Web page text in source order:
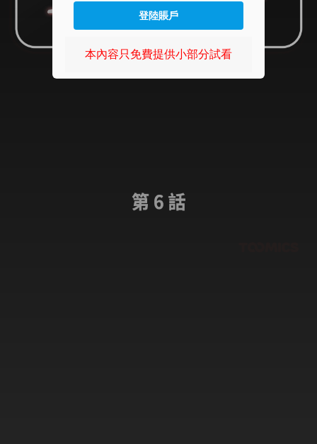
登陸賬戶
本內容只免費提供小部分試看